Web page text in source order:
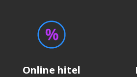
Online hitel